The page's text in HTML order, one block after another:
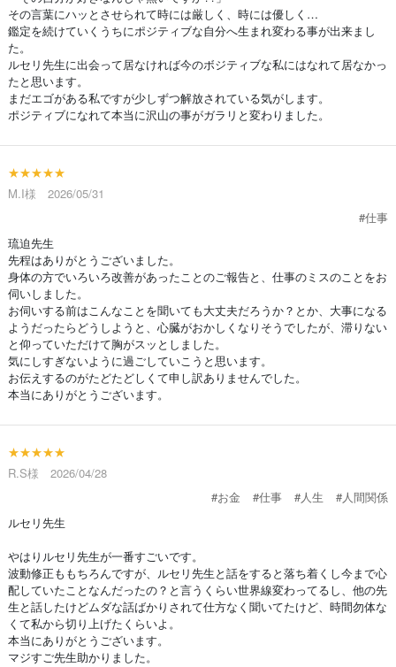
その言葉にハッとさせられて時には厳しく、時には優しく…
鑑定を続けていくうちにポジティブな自分へ生まれ変わる事が出来まし
た。
ルセリ先生に出会って居なければ今のボジティブな私にはなれて居なかっ
たと思います。
まだエゴがある私ですが少しずつ解放されている気がします。
ポジティブになれて本当に沢山の事がガラリと変わりました。
★★★★★
M.I様 2026/05/31
#仕事
琉迫先生
先程はありがとうございました。
身体の方でいろいろ改善があったことのご報告と、仕事のミスのことをお
伺いしました。
お伺いする前はこんなことを聞いても大丈夫だろうか？とか、大事になる
ようだったらどうしようと、心臓がおかしくなりそうでしたが、滞りない
と仰っていただけて胸がスッとしました。
気にしすぎないように過ごしていこうと思います。
お伝えするのがたどたどしくて申し訳ありませんでした。
本当にありがとうございます。
★★★★★
R.S様 2026/04/28
#お金
#仕事 #人生
#人間関係
ルセリ先生
やはりルセリ先生が一番すごいです。
波動修正ももちろんですが、ルセリ先生と話をすると落ち着くし今まで心
配していたことなんだったの？と言うくらい世界線変わってるし、他の先
生と話したけどムダな話ばかりされて仕方なく聞いてたけど、時間勿体な
くて私から切り上げたくらいよ。
本当にありがとうございます。
マジすご先生助かりました。